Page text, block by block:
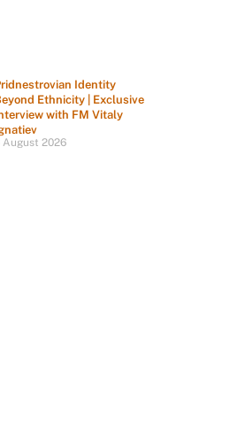
Identity
Ethnicity | Exclusive
with FM Vitaly
August 2026